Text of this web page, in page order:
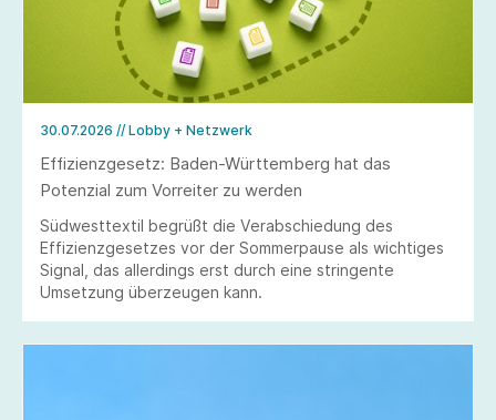
30.07.2026 // Lobby + Netzwerk
Effizienzgesetz: Baden-Württemberg hat das
Potenzial zum Vorreiter zu werden
Südwesttextil begrüßt die Verabschiedung des
Effizienzgesetzes vor der Sommerpause als wichtiges
Signal, das allerdings erst durch eine stringente
Umsetzung überzeugen kann.